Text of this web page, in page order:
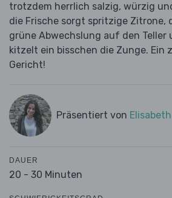
trotzdem herrlich salzig, würzig
die Frische sorgt spritzige Zitrone,
grüne Abwechslung auf den Teller
kitzelt ein bisschen die Zunge. Ein
Gericht!
Präsentiert von Elisabeth
DAUER
20 - 30 Minuten